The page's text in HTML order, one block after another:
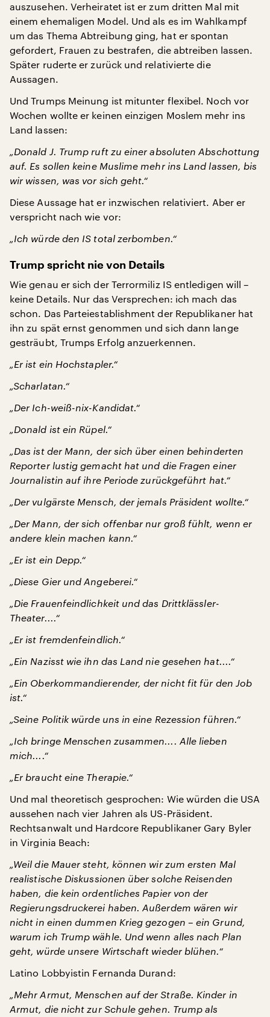
auszusehen. Verheiratet ist er zum dritten Mal mit
einem ehemaligen Model. Und als es im Wahlkampf
um das Thema Abtreibung ging, hat er spontan
gefordert, Frauen zu bestrafen, die abtreiben lassen.
Später ruderte er zurück und relativierte die
Aussagen.
Und Trumps Meinung ist mitunter flexibel. Noch vor
Wochen wollte er keinen einzigen Moslem mehr ins
Land lassen:
„Donald J. Trump ruft zu einer absoluten Abschottung
auf. Es sollen keine Muslime mehr ins Land lassen, bis
wir wissen, was vor sich geht.“
Diese Aussage hat er inzwischen relativiert. Aber er
verspricht nach wie vor:
„Ich würde den IS total zerbomben.“
Trump spricht nie von Details
Wie genau er sich der Terrormiliz IS entledigen will –
keine Details. Nur das Versprechen: ich mach das
schon. Das Parteiestablishment der Republikaner hat
ihn zu spät ernst genommen und sich dann lange
gesträubt, Trumps Erfolg anzuerkennen.
„Er ist ein Hochstapler.“
„Scharlatan.“
„Der Ich-weiß-nix-Kandidat.“
„Donald ist ein Rüpel.“
„Das ist der Mann, der sich über einen behinderten
Reporter lustig gemacht hat und die Fragen einer
Journalistin auf ihre Periode zurückgeführt hat.“
„Der vulgärste Mensch, der jemals Präsident wollte.“
„Der Mann, der sich offenbar nur groß fühlt, wenn er
andere klein machen kann.“
„Er ist ein Depp.“
„Diese Gier und Angeberei.“
„Die Frauenfeindlichkeit und das Drittklässler-
Theater....“
„Er ist fremdenfeindlich.“
„Ein Nazisst wie ihn das Land nie gesehen hat....“
„Ein Oberkommandierender, der nicht fit für den Job
ist.“
„Seine Politik würde uns in eine Rezession führen.“
„Ich bringe Menschen zusammen.... Alle lieben
mich....“
„Er braucht eine Therapie.“
Und mal theoretisch gesprochen: Wie würden die USA
aussehen nach vier Jahren als US-Präsident.
Rechtsanwalt und Hardcore Republikaner Gary Byler
in Virginia Beach:
„Weil die Mauer steht, können wir zum ersten Mal
realistische Diskussionen über solche Reisenden
haben, die kein ordentliches Papier von der
Regierungsdruckerei haben. Außerdem wären wir
nicht in einen dummen Krieg gezogen – ein Grund,
warum ich Trump wähle. Und wenn alles nach Plan
geht, würde unsere Wirtschaft wieder blühen.“
Latino Lobbyistin Fernanda Durand:
„Mehr Armut, Menschen auf der Straße. Kinder in
Armut, die nicht zur Schule gehen. Trump als